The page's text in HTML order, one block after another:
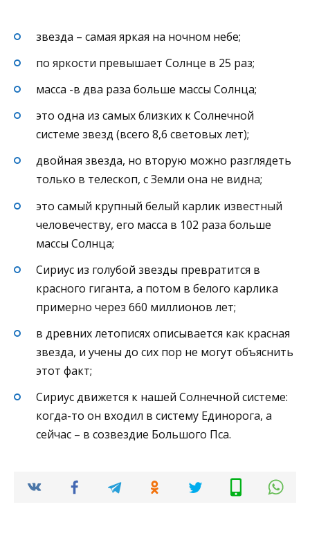
звезда – самая яркая на ночном небе;
по яркости превышает Солнце в 25 раз;
масса -в два раза больше массы Солнца;
это одна из самых близких к Солнечной
системе звезд (всего 8,6 световых лет);
двойная звезда, но вторую можно разглядеть
только в телескоп, с Земли она не видна;
это самый крупный белый карлик известный
человечеству, его масса в 102 раза больше
массы Солнца;
Сириус из голубой звезды превратится в
красного гиганта, а потом в белого карлика
примерно через 660 миллионов лет;
в древних летописях описывается как красная
звезда, и учены до сих пор не могут объяснить
этот факт;
Сириус движется к нашей Солнечной системе:
когда-то он входил в систему Единорога, а
сейчас – в созвездие Большого Пса.